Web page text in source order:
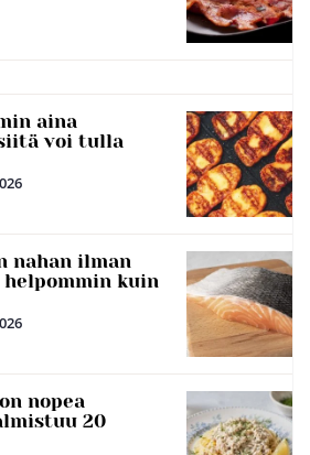
aina
voi tulla
nahan ilman
kuin
nopea
20